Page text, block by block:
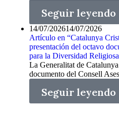
Seguir leyendo
14/07/202614/07/2026
Artículo en “Catalunya
presentación del octavo
para la Diversidad Religiosa
La Generalitat de
documento del Consell
Seguir leyendo